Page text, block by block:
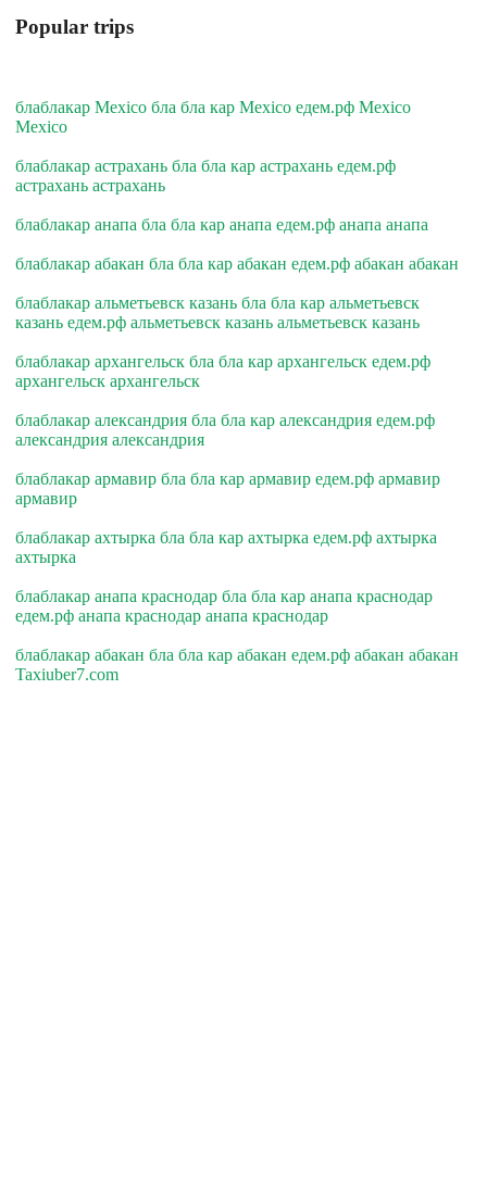
Popular trips
блаблакар Mexico бла бла кар Mexico едем.рф Mexico
Mexico
блаблакар астрахань бла бла кар астрахань едем.рф
астрахань астрахань
блаблакар анапа бла бла кар анапа едем.рф анапа анапа
блаблакар абакан бла бла кар абакан едем.рф абакан абакан
блаблакар альметьевск казань бла бла кар альметьевск
казань едем.рф альметьевск казань альметьевск казань
блаблакар архангельск бла бла кар архангельск едем.рф
архангельск архангельск
блаблакар александрия бла бла кар александрия едем.рф
александрия александрия
блаблакар армавир бла бла кар армавир едем.рф армавир
армавир
блаблакар ахтырка бла бла кар ахтырка едем.рф ахтырка
ахтырка
блаблакар анапа краснодар бла бла кар анапа краснодар
едем.рф анапа краснодар анапа краснодар
блаблакар абакан бла бла кар абакан едем.рф абакан абакан
Taxiuber7.com